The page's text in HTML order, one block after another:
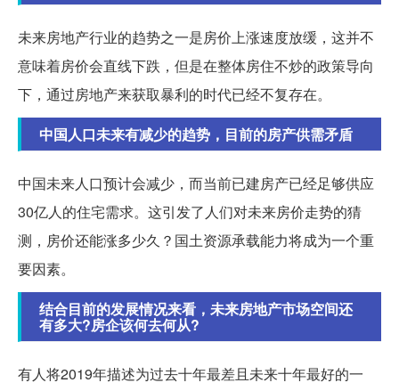
未来房地产行业的趋势之一是房价上涨速度放缓，这并不
意味着房价会直线下跌，但是在整体房住不炒的政策导向
下，通过房地产来获取暴利的时代已经不复存在。
中国人口未来有减少的趋势，目前的房产供需矛盾
中国未来人口预计会减少，而当前已建房产已经足够供应
30亿人的住宅需求。这引发了人们对未来房价走势的猜
测，房价还能涨多少久？国土资源承载能力将成为一个重
要因素。
结合目前的发展情况来看，未来房地产市场空间还
有多大?房企该何去何从?
有人将2019年描述为过去十年最差且未来十年最好的一